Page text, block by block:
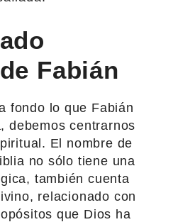
Fabián
fondo lo que Fabián
debemos centrarnos
El nombre de
no sólo tiene una
también cuenta
relacionado con
que Dios ha